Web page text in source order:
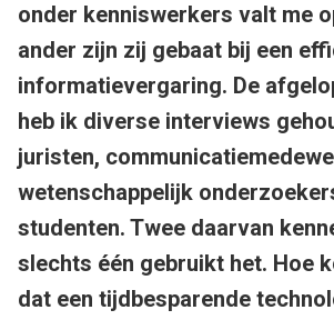
onder kenniswerkers valt me
ander zijn zij gebaat bij een
informatievergaring. De
heb ik diverse interviews
juristen,
wetenschappelijk
studenten. Twee daarvan
slechts één gebruikt het. Hoe
dat een tijdbesparende